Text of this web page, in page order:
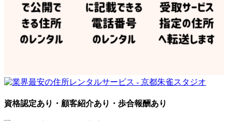
資格認定あり・顧客紹介あり・歩合報酬あり